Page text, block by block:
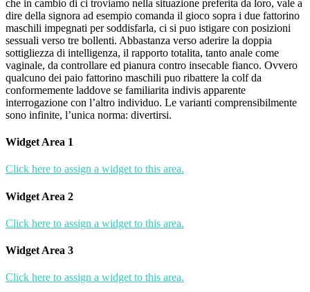
che in cambio di ci troviamo nella situazione preferita da loro, vale a
dire della signora ad esempio comanda il gioco sopra i due fattorino
maschili impegnati per soddisfarla, ci si puo istigare con posizioni
sessuali verso tre bollenti. Abbastanza verso aderire la doppia
sottigliezza di intelligenza, il rapporto totalita, tanto anale come
vaginale, da controllare ed pianura contro insecable fianco. Ovvero
qualcuno dei paio fattorino maschili puo ribattere la colf da
conformemente laddove se familiarita indivis apparente
interrogazione con l’altro individuo. Le varianti comprensibilmente
sono infinite, l’unica norma: divertirsi.
Widget Area 1
Click here to assign a widget to this area.
Widget Area 2
Click here to assign a widget to this area.
Widget Area 3
Click here to assign a widget to this area.